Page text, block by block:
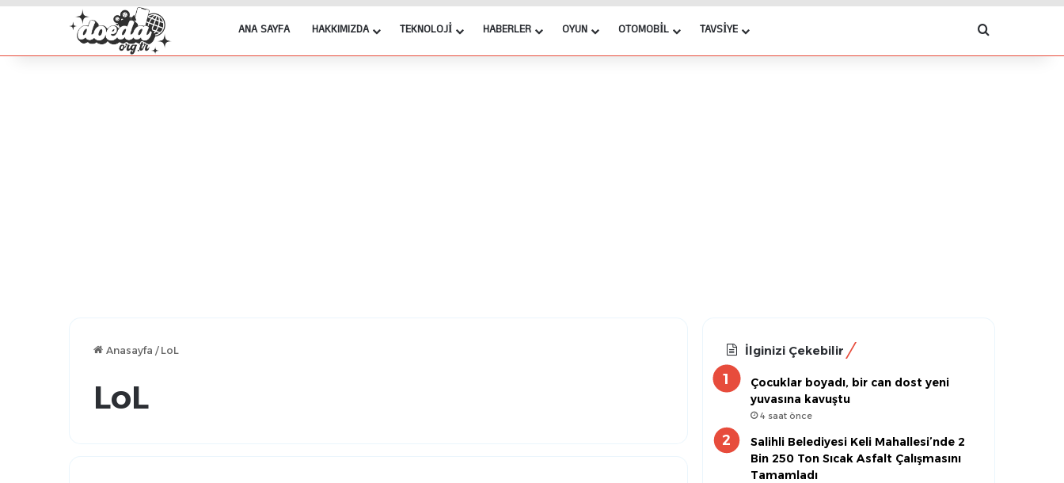
ANA SAYFA HAKKIMIZDA TEKNOLOJI HABERLER OYUN OTOMOBIL TAVSIYE Arama yap
Anasayfa / LoL
LoL
İlginizi Çekebilir
Çocuklar boyadı, bir can dost yeni
yuvasına kavuştu
4 saat önce
Salihli Belediyesi Keli Mahallesi’nde 2
Bin 250 Ton Sıcak Asfalt Çalışmasını
Tamamladı